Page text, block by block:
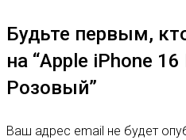
Будьте первым,
на “Apple iPhone
Розовый”
Ваш адрес email не будет